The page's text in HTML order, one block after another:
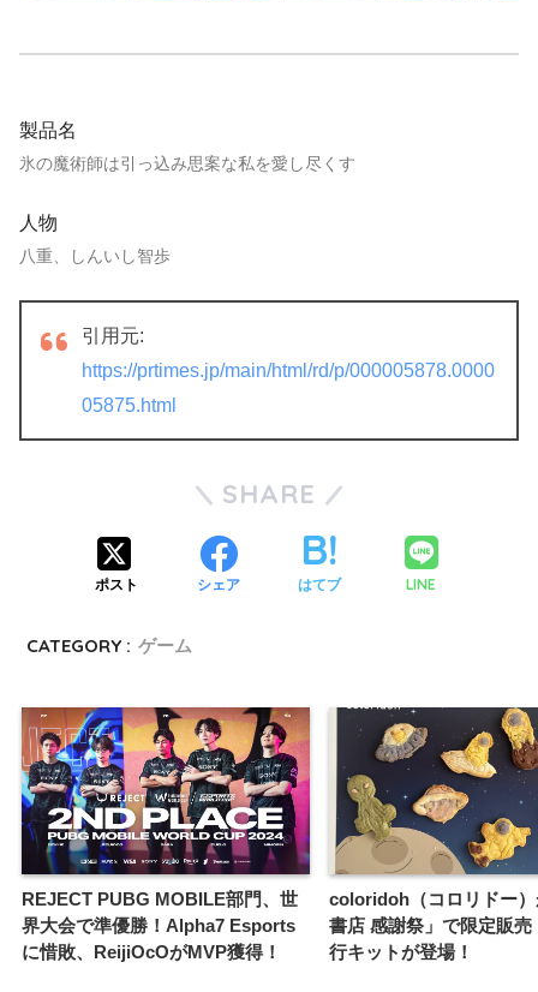
製品名
氷の魔術師は引っ込み思案な私を愛し尽くす
人物
八重、しんいし智歩
引用元:
https://prtimes.jp/main/html/rd/p/000005878.0000
05875.html
SHARE
ポスト シェア はてブ LINE
CATEGORY : ゲーム
REJECT PUBG MOBILE部門、世
界大会で準優勝！Alpha7 Esports
に惜敗、ReijiOcOがMVP獲得！
coloridoh（コロリドー
書店 感謝祭」で限定販売
行キットが登場！